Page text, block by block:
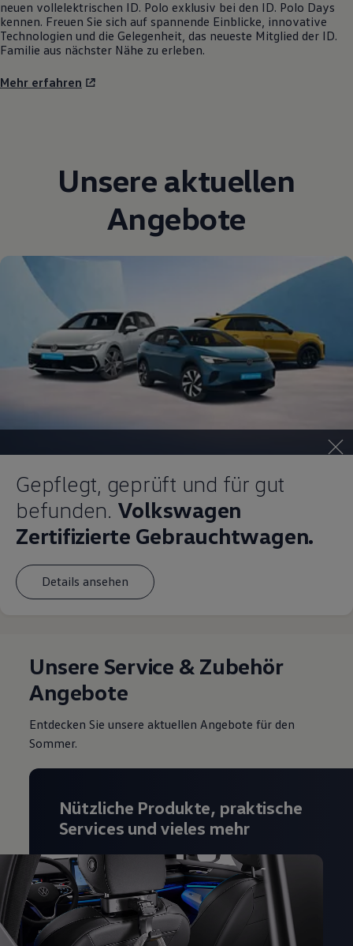
neuen vollelektrischen ID. Polo exklusiv bei den ID. Polo Days
kennen. Freuen Sie sich auf spannende Einblicke, innovative
Technologien und die Gelegenheit, das neueste Mitglied der ID.
Familie aus nächster Nähe zu erleben.
Mehr erfahren
Unsere aktuellen
Angebote
Gepflegt, geprüft und für gut
befunden. Volkswagen
Zertifizierte Gebrauchtwagen.
Details ansehen
Unsere Service & Zubehör
Angebote
Entdecken Sie unsere aktuellen Angebote für den
Sommer.
Nützliche Produkte, praktische
Services und vieles mehr